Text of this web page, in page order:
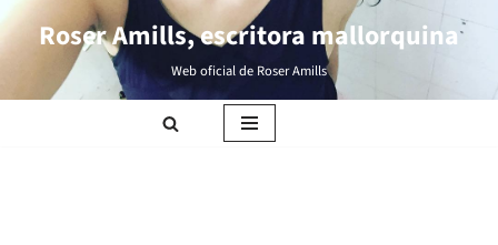
Roser Amills, escritora mallorquina
Web oficial de Roser Amills